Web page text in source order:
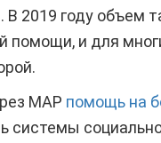
В 2019 году объем
и для
МАР помощь на
системы